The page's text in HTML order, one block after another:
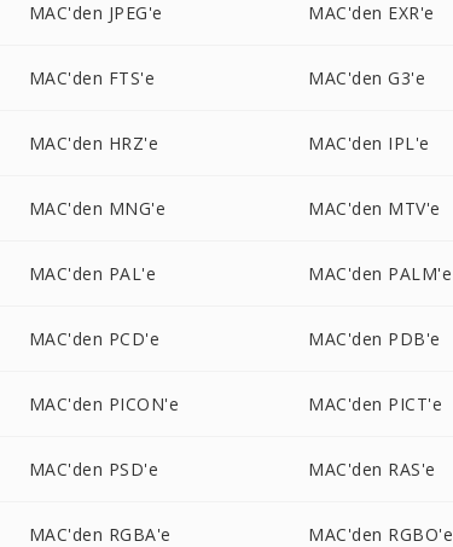
MAC'den JPEG'e MAC'den EXR'e
MAC'den FTS'e MAC'den G3'e
MAC'den HRZ'e MAC'den IPL'e
MAC'den MNG'e MAC'den MTV'e
MAC'den PAL'e MAC'den PALM'e
MAC'den PCD'e MAC'den PDB'e
MAC'den PICON'e MAC'den PICT'e
MAC'den PSD'e MAC'den RAS'e
MAC'den RGBA'e MAC'den RGBO'e